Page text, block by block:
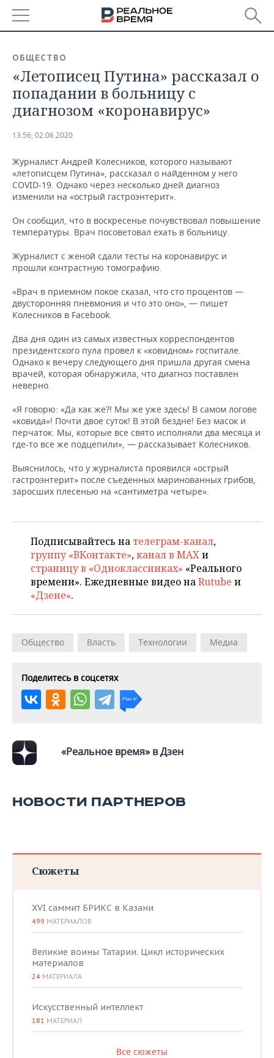
БАШКОРТОСТАН
ТАТАРСТАН
НОВОСТИ
АНАЛИТИКА
ДЕКЛАРАЦИИ О ДОХОДАХ
КОРОЛИ ГОСЗАКАЗА ПФО
КОМУ ПРИНАДЛЕЖАТ
ТОРГОВЫЕ ЦЕНТРЫ
ТАТАРСТАНА
НОВОСТИ ЭКОНОМИКИ
ФИНАНСЫ
БЮДЖЕТ
ИНВЕСТИЦИИ
ПРОМЫШЛЕННОСТЬ
НОВОСТИ
ПРОМЫШЛЕННОСТИ
АГРОПРОМ
МАШИНОСТРОЕНИЕ
НЕФТЬ
ОПК
ЭНЕРГЕТИКА
НЕДВИЖИМОСТЬ
НОВОСТИ АВТО
НОВОСТИ БИЗНЕСА
РОЗНИЧНАЯ ТОРГОВЛЯ
УСЛУГИ
ТЕХНОЛОГИИ
НОВОСТИ ТЕХНОЛОГИЙ
МЕДИА
ТЕЛЕКОММУНИКАЦИИ
МЕРОПРИЯТИЯ
ВЫЕЗДНАЯ РЕДАКЦИЯ
БИЗНЕС-БРАНЧИ
ONLINE-КОНФЕРЕНЦИИ
ОТКРЫТАЯ ЛЕКЦИЯ
НОВОСТИ СПОРТА
ФУТБОЛ
ХОККЕЙ
БАСКЕТБОЛ
ВОЛЕЙБОЛ
КИБЕРСПОРТ
ФИГУРНОЕ КАТАНИЕ
ВОДНЫЕ ВИДЫ СПОРТА
ХОККЕЙ С МЯЧОМ
ОБЩЕСТВО
НОВОСТИ ОБЩЕСТВА
ВЛАСТЬ
ИНФРАСТРУКТУРА
ИСТОРИЯ
КУЛЬТУРА
МЕДИЦИНА
ОБРАЗОВАНИЕ
ПРОИСШЕСТВИЯ
ФОТОГАЛЕРЕЯ
СЮЖЕТЫ
СПРАВОЧНИК
СПИСОК ПЕРСОН
СПИСОК КОМПАНИЙ
ПОЛНАЯ ВЕРСИЯ
ОБЩЕСТВО
«Летописец Путина» рассказал о
попадании в больницу с
диагнозом «коронавирус»
13:56, 02.06.2020
Журналист Андрей Колесников, которого называют
«летописцем Путина», рассказал о найденном у него
COVID-19. Однако через несколько дней диагноз
изменили на «острый гастроэнтерит».
Он сообщил, что в воскресенье почувствовал повышение
температуры. Врач посоветовал ехать в больницу.
Журналист с женой сдали тесты на коронавирус и
прошли контрастную томографию.
«Врач в приемном покое сказал, что сто процентов —
двусторонняя пневмония и что это оно», — пишет
Колесников в Facebook.
Два дня один из самых известных корреспондентов
президентского пула провел к «ковидном» госпитале.
Однако к вечеру следующего дня пришла другая смена
врачей, которая обнаружила, что диагноз поставлен
неверно.
«Я говорю: «Да как же?! Мы же уже здесь! В самом логове
«ковида»! Почти двое суток! В этой бездне! Без масок и
перчаток. Мы, которые все свято исполняли два месяца и
где-то все же подцепили», — рассказывает Колесников.
Выяснилось, что у журналиста проявился «острый
гастроэнтерит» после съеденных маринованных грибов,
заросших плесенью на «сантиметра четыре».
Подписывайтесь на телеграм-канал,
группу «ВКонтакте»,канал в MAXи
страницу в «Одноклассниках» «Реального
времени». Ежедневные видео наRutube и
«Дзене».
Общество Власть Технологии Медиа
Поделитесь в соцсетях
«Реальное время» в Дзен
НОВОСТИ ПАРТНЕРОВ
Сюжеты
XVI саммит БРИКС в Казани
499 МАТЕРИАЛОВ
Великие воины Татарии. Цикл исторических
материалов
24 МАТЕРИАЛА
Искусственный интеллект
181 МАТЕРИАЛ
Все сюжеты